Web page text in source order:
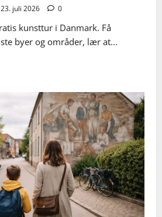
23. juli 2026 0
kunsttur i Danmark. Få
byer og områder, lær at...